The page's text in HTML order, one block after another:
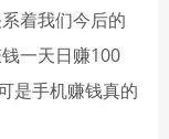
着我们今后的
一天日赚100
是手机赚钱真的